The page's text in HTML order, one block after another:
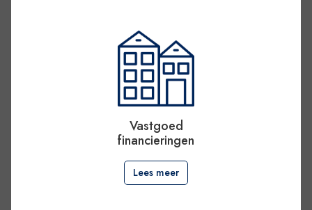
Vastgoed
financieringen
Lees meer